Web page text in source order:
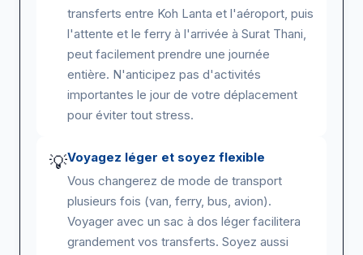
transferts entre Koh Lanta et l'aéroport, puis
l'attente et le ferry à l'arrivée à Surat Thani,
peut facilement prendre une journée
entière. N'anticipez pas d'activités
importantes le jour de votre déplacement
pour éviter tout stress.
💡Voyagez léger et soyez flexible
Vous changerez de mode de transport
plusieurs fois (van, ferry, bus, avion).
Voyager avec un sac à dos léger facilitera
grandement vos transferts. Soyez aussi